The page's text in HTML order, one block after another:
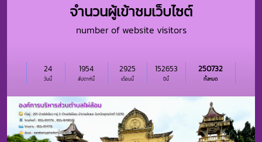
จำนวนผู้เข้าชมเว็บไซต์
number of website visitors
วันนี้
24
สัปดาห์นี้
1954
เดือนนี้
2925
ปีนี้
152653
ทั้งหมด
250732